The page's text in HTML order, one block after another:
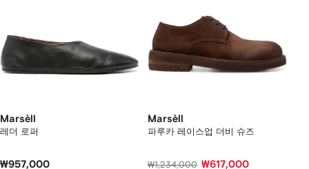
Marsèll
레더 로퍼
₩957,000
Marsèll
파루카 레이스업 더비 슈즈
₩1,234,000 ₩617,000